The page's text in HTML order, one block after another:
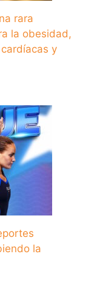
rara
la obesidad,
y
la